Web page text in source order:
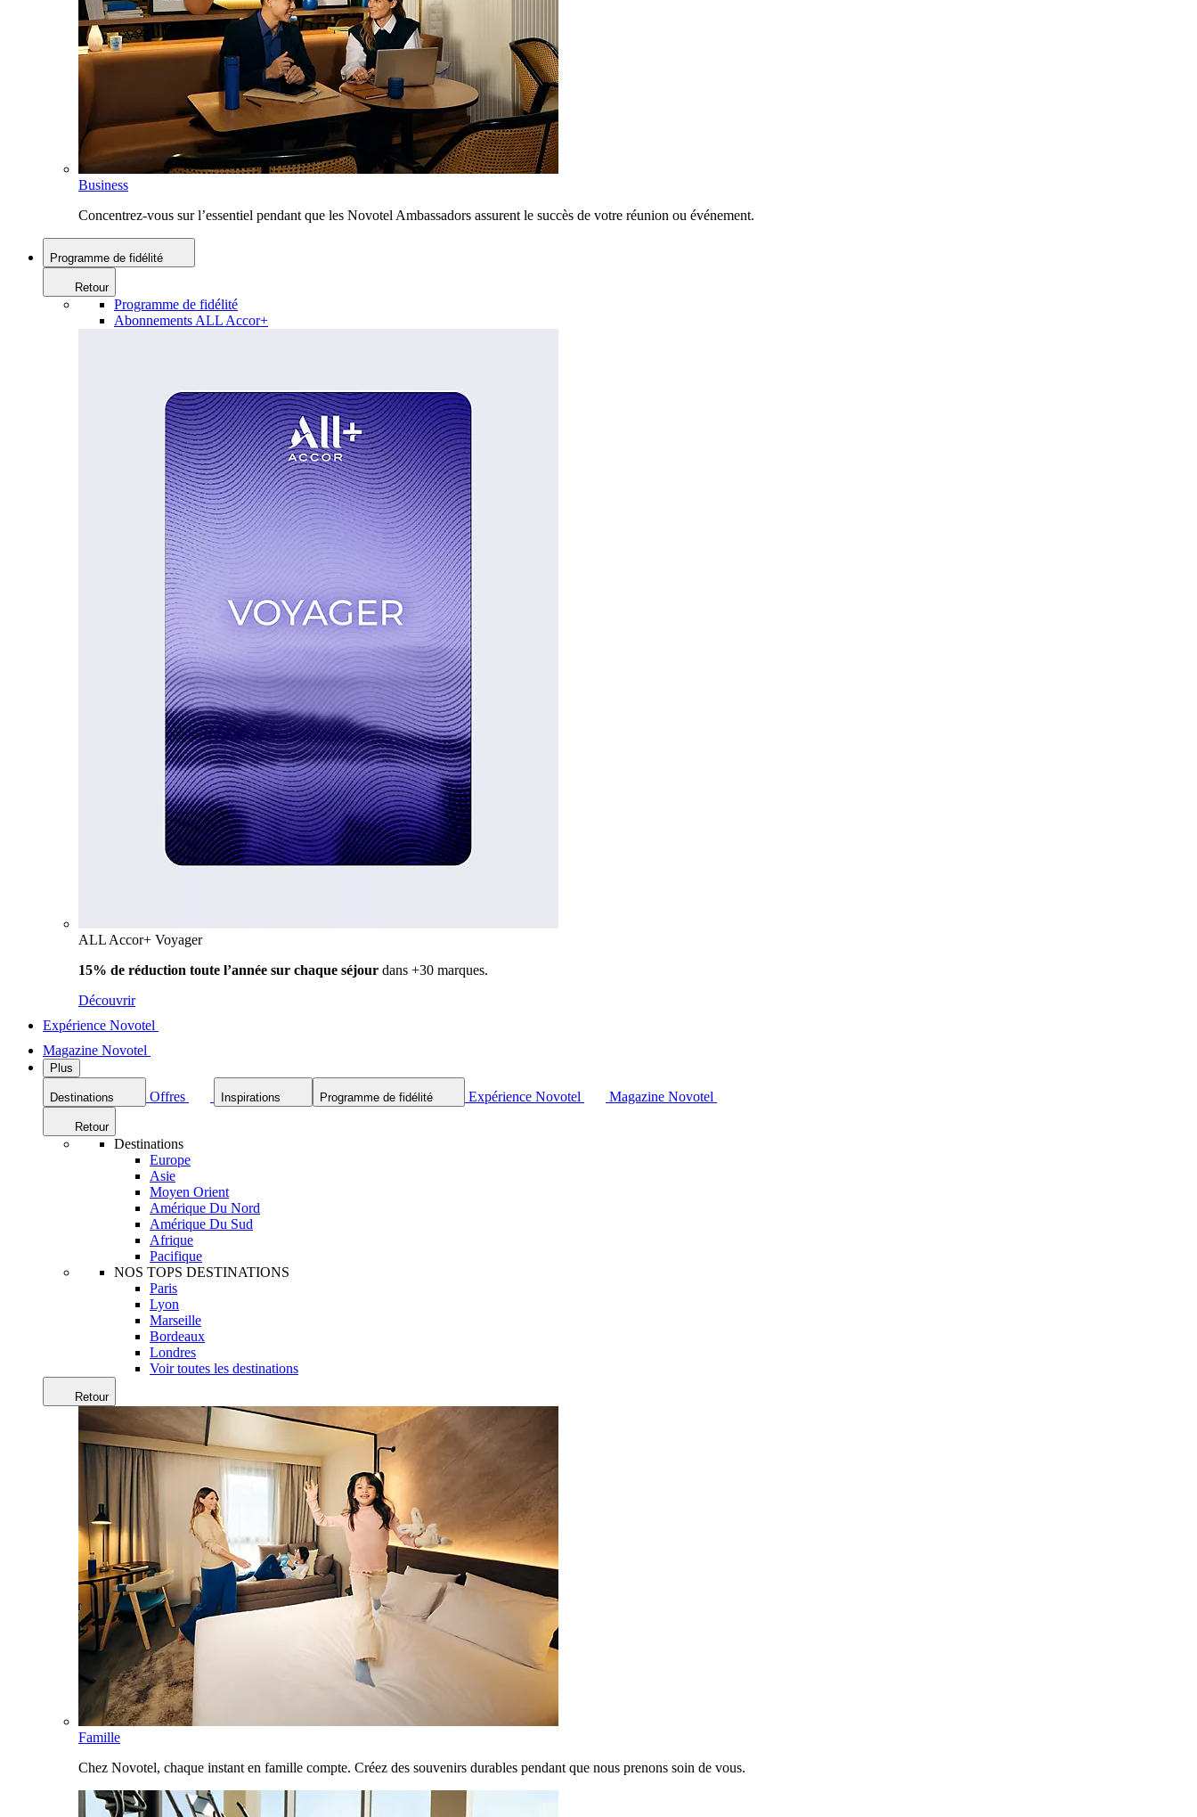
Business
Concentrez-vous sur l’essentiel pendant que les Novotel Ambassadors assurent le succès de votre réunion ou événement.
Programme de fidélité
Retour
Programme de fidélité
Abonnements ALL Accor+
ALL Accor+ Voyager
15% de réduction toute l’année sur chaque séjour dans +30 marques.
Découvrir
Expérience Novotel
Magazine Novotel
Plus
Destinations Offres Inspirations Programme de fidélité Expérience Novotel Magazine Novotel
Retour
Destinations
Europe
Asie
Moyen Orient
Amérique Du Nord
Amérique Du Sud
Afrique
Pacifique
NOS TOPS DESTINATIONS
Paris
Lyon
Marseille
Bordeaux
Londres
Voir toutes les destinations
Retour
Famille
Chez Novotel, chaque instant en famille compte. Créez des souvenirs durables pendant que nous prenons soin de vous.